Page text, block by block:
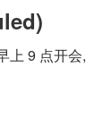
上 9 点开会,